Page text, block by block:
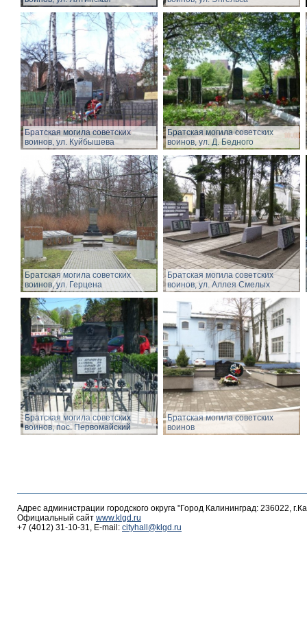
Братская могила советских
воинов, ул. Куйбышева
Братская могила советских
воинов, ул. Д. Бедного
Братская могила советских
воинов, ул. Герцена
Братская могила советских
воинов, ул. Аллея Смелых
Братская могила советских
воинов, пос. Первомайский
Братская могила советских
воинов
Адрес администрации городского округа "Город Калининград: 236022,
Официальный сайт www.klgd.ru
+7 (4012) 31-10-31, E-mail: cityhall@klgd.ru